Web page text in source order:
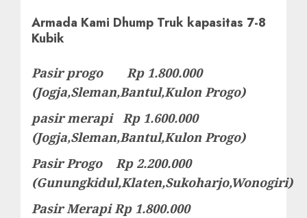
Armada Kami Dhump Truk kapasitas 7-8
Kubik
Pasir progo Rp 1.800.000
(Jogja,Sleman,Bantul,Kulon Progo)
pasir merapi Rp 1.600.000
(Jogja,Sleman,Bantul,Kulon Progo)
Pasir Progo Rp 2.200.000
(Gunungkidul,Klaten,Sukoharjo,Wonogiri)
Pasir Merapi Rp 1.800.000